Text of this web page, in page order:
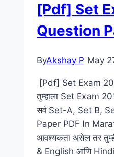
Papers
2021
SET
Exam
Solved
Papers
&
Sample
[Pdf] Set
Question
ByAkshay P May
[Pdf] Set Exam
तुम्हाला Set Exam
सर्व Set-A, Set B,
Paper PDF In
आवश्यकता असेल तर
& English आणि